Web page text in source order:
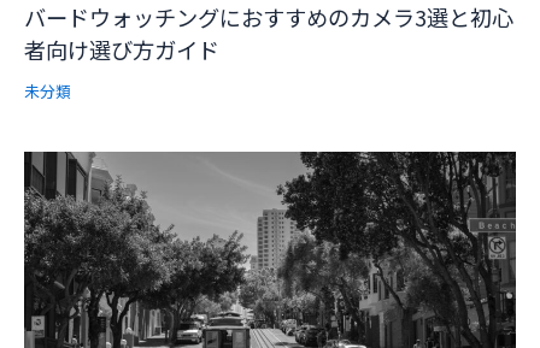
バードウォッチングにおすすめのカメラ3選と初心
者向け選び方ガイド
未分類